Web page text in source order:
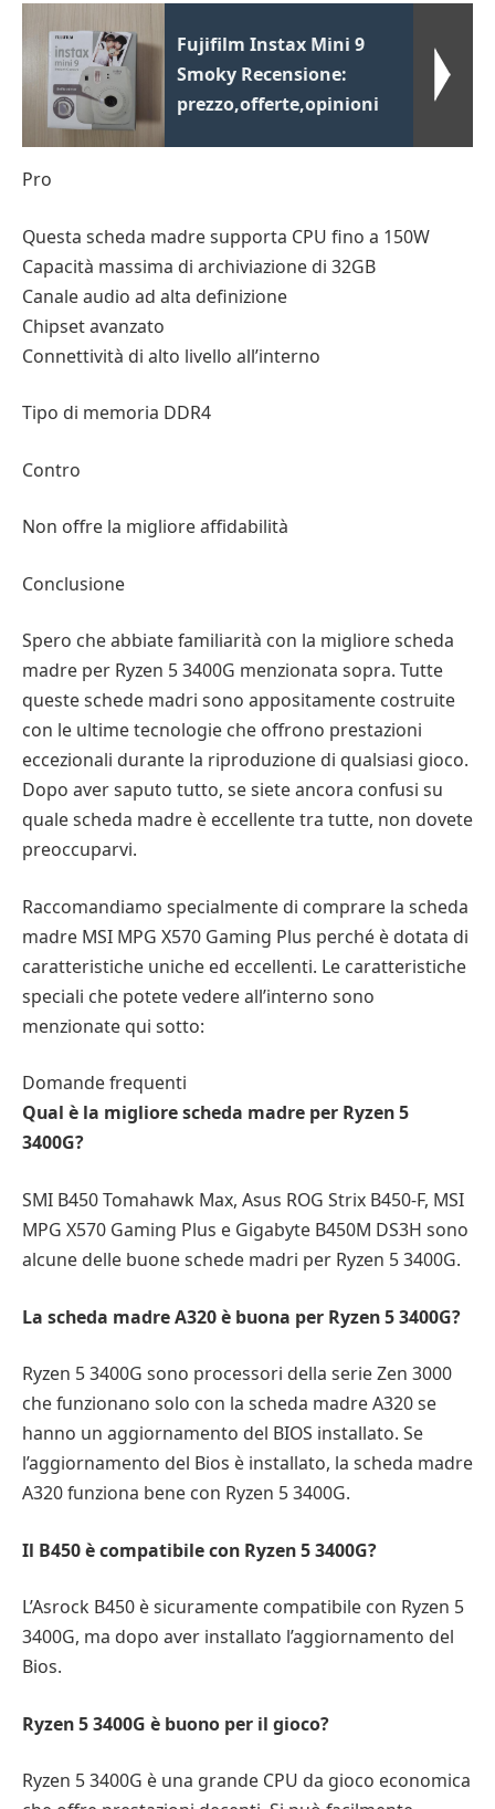
Fujifilm Instax Mini 9
Smoky Recensione:
prezzo,offerte,opinioni
Pro
Questa scheda madre supporta CPU fino a 150W
Capacità massima di archiviazione di 32GB
Canale audio ad alta definizione
Chipset avanzato
Connettività di alto livello all’interno
Tipo di memoria DDR4
Contro
Non offre la migliore affidabilità
Conclusione
Spero che abbiate familiarità con la migliore scheda
madre per Ryzen 5 3400G menzionata sopra. Tutte
queste schede madri sono appositamente costruite
con le ultime tecnologie che offrono prestazioni
eccezionali durante la riproduzione di qualsiasi gioco.
Dopo aver saputo tutto, se siete ancora confusi su
quale scheda madre è eccellente tra tutte, non dovete
preoccuparvi.
Raccomandiamo specialmente di comprare la scheda
madre MSI MPG X570 Gaming Plus perché è dotata di
caratteristiche uniche ed eccellenti. Le caratteristiche
speciali che potete vedere all’interno sono
menzionate qui sotto:
Domande frequenti
Qual è la migliore scheda madre per Ryzen 5
3400G?
SMI B450 Tomahawk Max, Asus ROG Strix B450-F, MSI
MPG X570 Gaming Plus e Gigabyte B450M DS3H sono
alcune delle buone schede madri per Ryzen 5 3400G.
La scheda madre A320 è buona per Ryzen 5 3400G?
Ryzen 5 3400G sono processori della serie Zen 3000
che funzionano solo con la scheda madre A320 se
hanno un aggiornamento del BIOS installato. Se
l’aggiornamento del Bios è installato, la scheda madre
A320 funziona bene con Ryzen 5 3400G.
Il B450 è compatibile con Ryzen 5 3400G?
L’Asrock B450 è sicuramente compatibile con Ryzen 5
3400G, ma dopo aver installato l’aggiornamento del
Bios.
Ryzen 5 3400G è buono per il gioco?
Ryzen 5 3400G è una grande CPU da gioco economica